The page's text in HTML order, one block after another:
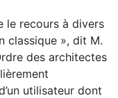
le recours à divers
classique », dit M.
des architectes
ment
utilisateur dont